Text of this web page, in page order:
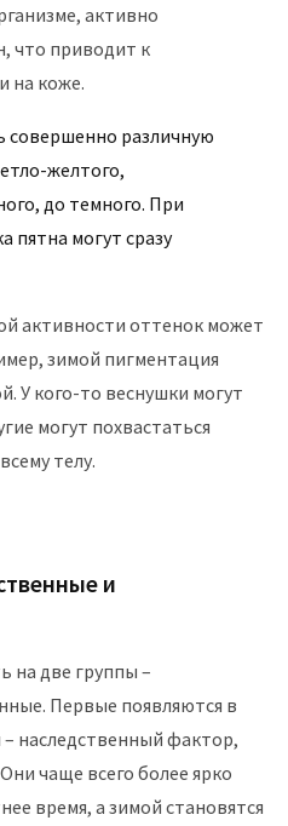
активно
что приводит к
на коже.
совершенно различную
желтого,
до темного. При
пятна могут сразу
активности оттенок может
зимой пигментация
У кого-то веснушки могут
могут похвастаться
телу.
и
на две группы –
Первые появляются в
наследственный фактор,
чаще всего более ярко
время, а зимой становятся